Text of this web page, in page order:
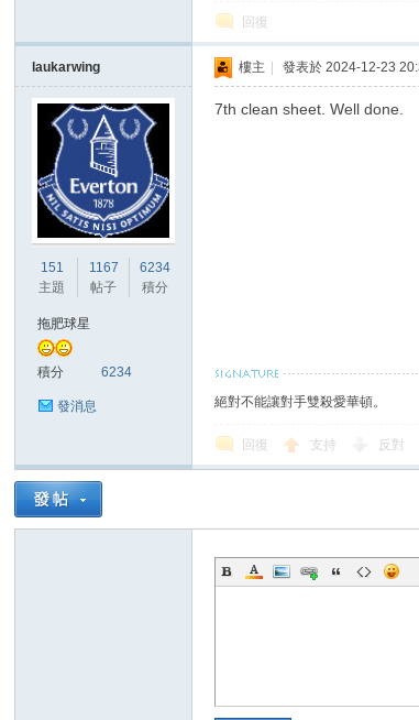
回復
laukarwing
151
主題
1167
帖子
6234
積分
拖肥球星
積分 6234
發消息
樓主 發表於 2024-12-23
7th clean sheet. Well done.
絕對不能讓對手雙殺愛華頓。
回復 支持 反對